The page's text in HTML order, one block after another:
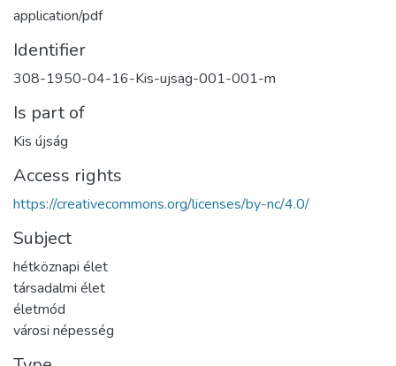
application/pdf
Identifier
308-1950-04-16-Kis-ujsag-001-001-m
Is part of
Kis újság
Access rights
https://creativecommons.org/licenses/by-nc/4.0/
Subject
hétköznapi élet
társadalmi élet
életmód
városi népesség